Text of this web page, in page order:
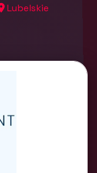
Lubelskie